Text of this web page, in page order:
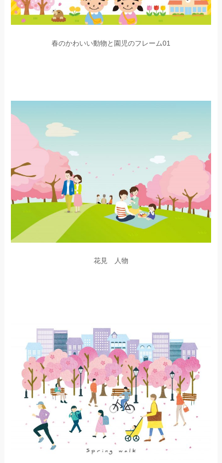
春のかわいい動物と園児のフレーム01
花見 人物